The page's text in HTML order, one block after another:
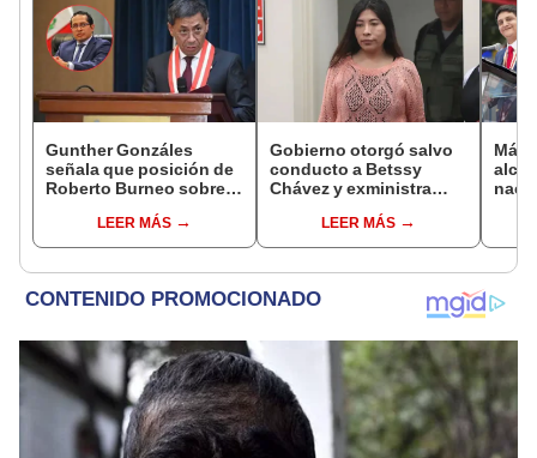
Gunther Gonzáles
señala que posición de
Roberto Burneo sobre
Aliaga no representan al
JNE
LEER MÁS
Gobierno otorgó salvo
conducto a Betssy
Chávez y exministra
madrugadaLEER MÁS
Más